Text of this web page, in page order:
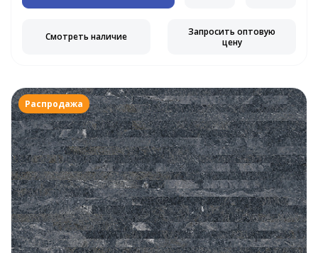
Смотреть наличие
Запросить оптовую
цену
Распродажа